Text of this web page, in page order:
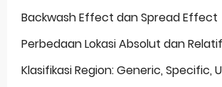
Backwash Effect dan Spread Effect
Perbedaan Lokasi Absolut dan Relatif
Klasifikasi Region: Generic, Specific,